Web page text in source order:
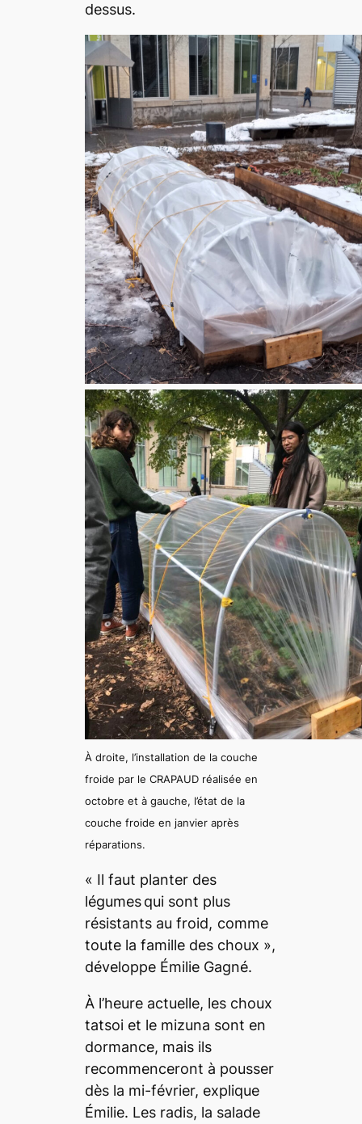
dessus.
À droite, l’installation de la couche
froide par le CRAPAUD réalisée en
octobre et à gauche, l’état de la
couche froide en janvier après
réparations.
« Il faut planter des
légumes qui sont plus
résistants au froid, comme
toute la famille des choux »,
développe Émilie Gagné.
À l’heure actuelle, les choux
tatsoi et le mizuna sont en
dormance, mais ils
recommenceront à pousser
dès la mi-février, explique
Émilie. Les radis, la salade